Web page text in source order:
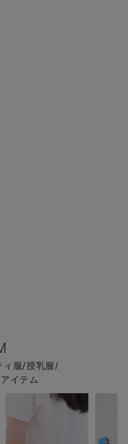
ィ服/授乳服/
イテム